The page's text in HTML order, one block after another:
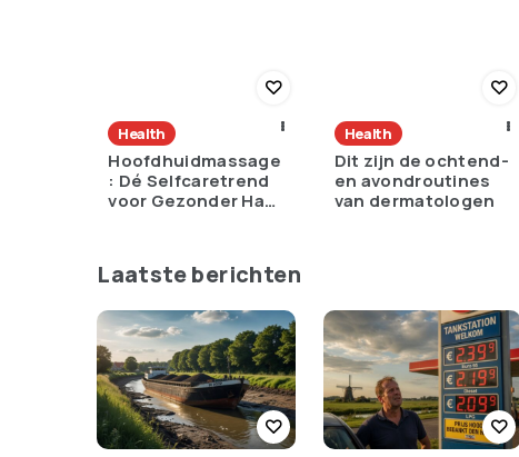
Health
Hoofdhuidmassage
: Dé Selfcaretrend
voor Gezonder Haar
Health
Dit zijn de ochtend-
en avondroutines
van dermatologen
Laatste berichten